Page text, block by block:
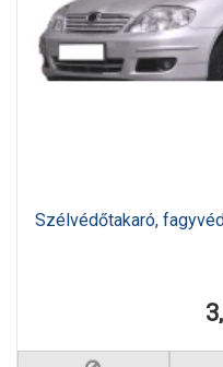
Szélvédőtakaró,